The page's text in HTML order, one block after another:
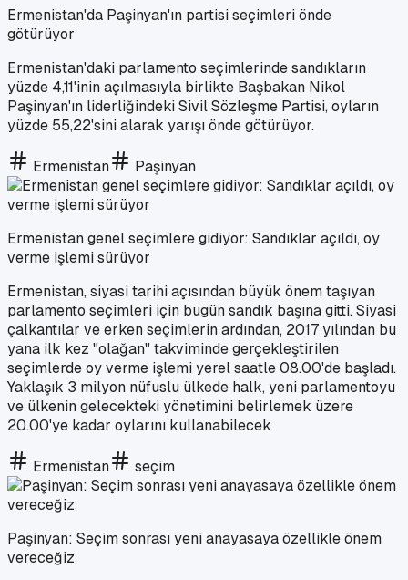
Ermenistan'da Paşinyan'ın partisi seçimleri önde
götürüyor
Ermenistan'daki parlamento seçimlerinde sandıkların
yüzde 4,11'inin açılmasıyla birlikte Başbakan Nikol
Paşinyan'ın liderliğindeki Sivil Sözleşme Partisi, oyların
yüzde 55,22'sini alarak yarışı önde götürüyor.
Ermenistan Paşinyan
Ermenistan genel seçimlere gidiyor: Sandıklar açıldı, oy
verme işlemi sürüyor
Ermenistan, siyasi tarihi açısından büyük önem taşıyan
parlamento seçimleri için bugün sandık başına gitti. Siyasi
çalkantılar ve erken seçimlerin ardından, 2017 yılından bu
yana ilk kez "olağan" takviminde gerçekleştirilen
seçimlerde oy verme işlemi yerel saatle 08.00'de başladı.
Yaklaşık 3 milyon nüfuslu ülkede halk, yeni parlamentoyu
ve ülkenin gelecekteki yönetimini belirlemek üzere
20.00'ye kadar oylarını kullanabilecek
Ermenistan seçim
Paşinyan: Seçim sonrası yeni anayasaya özellikle önem
vereceğiz